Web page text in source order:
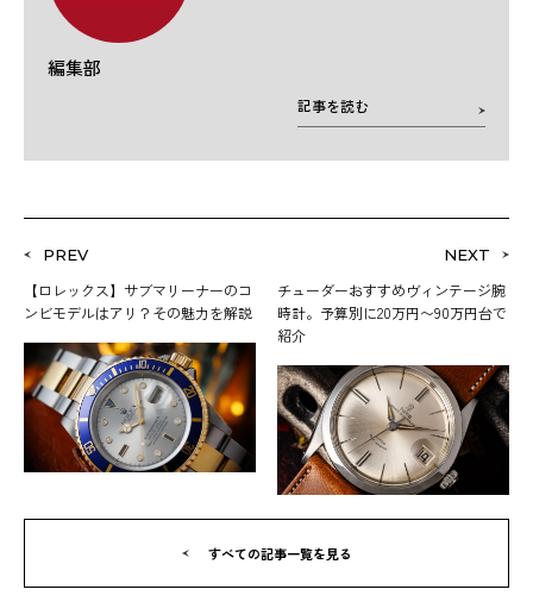
編集部
記事を読む
PREV
【ロレックス】サブマリーナーのコ
ンビモデルはアリ？その魅力を解説
NEXT
チューダーおすすめヴィンテージ腕
時計。予算別に20万円〜90万円台で
紹介
すべての記事一覧を見る